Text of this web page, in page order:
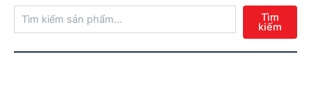
Tìm
kiếm